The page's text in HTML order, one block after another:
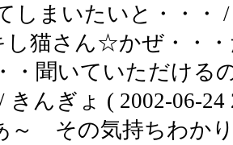
しまいたいと・・・
し猫さん☆かぜ・・
・聞いていただける
きんぎょ ( 2002-06-24
～ その気持ちわか